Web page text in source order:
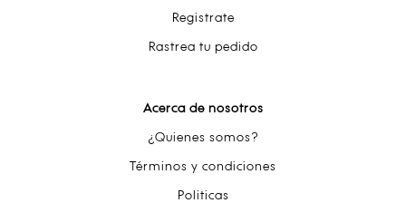
Registrate
Rastrea tu pedido
Acerca de nosotros
¿Quienes somos?
Términos y condiciones
Politicas